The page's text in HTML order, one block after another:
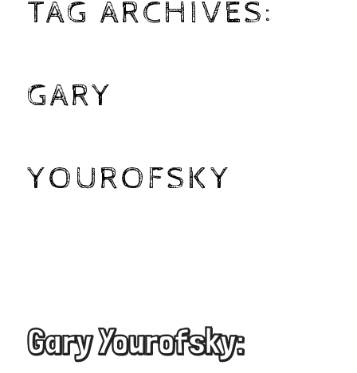
TAG ARCHIVES:
GARY
YOUROFSKY
Gary Yourofsky: